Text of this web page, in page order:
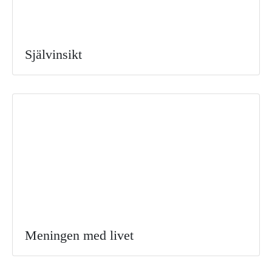
Självinsikt
Meningen med livet